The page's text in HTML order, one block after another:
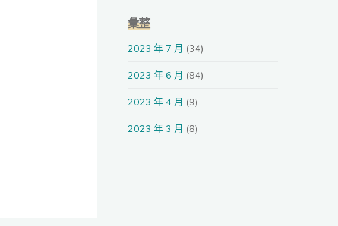
彙整
2023 年 7 月 (34)
2023 年 6 月 (84)
2023 年 4 月 (9)
2023 年 3 月 (8)